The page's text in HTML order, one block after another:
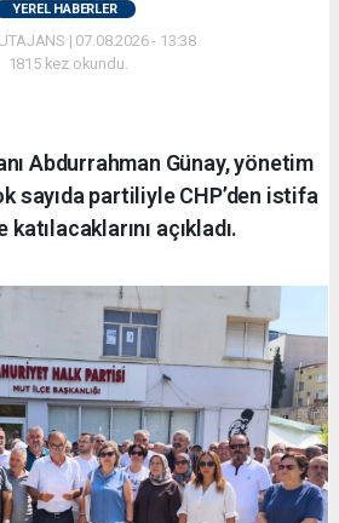
YEREL HABERLER
| 07.08.2026 - 13:38
1815 kez okundu.
Abdurrahman Günay, yönetim
sayıda partiliyle CHP’den istifa
açıkladı.